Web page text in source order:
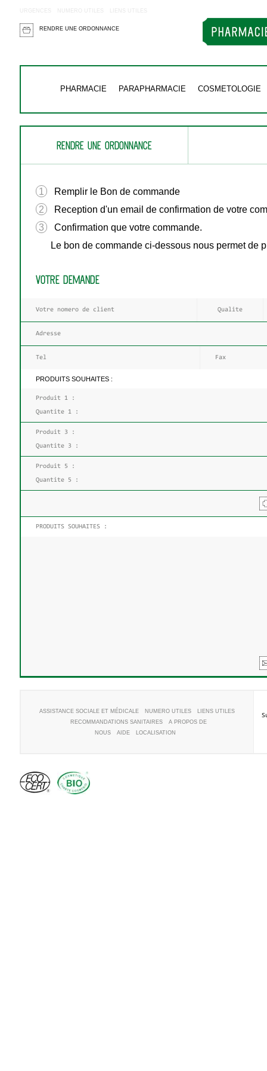
URGENCES NUMERO UTILES LIENS UTILES
RENDRE UNE ORDONNANCE
PHARMACIE PARAPHARMACIE COSMETOLOGIE
RENDRE UNE ORDONNANCE
1 Remplir le Bon de commande
2 Reception d'un email de confirmation de votre
3 Confirmation que votre commande.
Le bon de commande ci-dessous nous permet de
VOTRE DEMANDE
PRODUITS SOUHAITES :
PRODUITS SOUHAITES :
ASSISTANCE SOCIALE ET MÉDICALE NUMERO UTILES
LIENS UTILES
RECOMMANDATIONS SANITAIRES
A PROPOS DE
NOUS
AIDE LOCALISATION